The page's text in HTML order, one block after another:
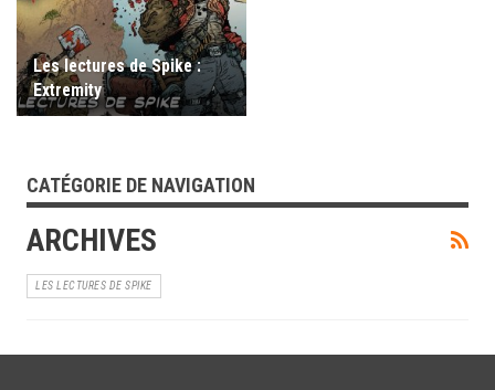
Les lectures de Spike :
Extremity
CATÉGORIE DE NAVIGATION
ARCHIVES
LES LECTURES DE SPIKE